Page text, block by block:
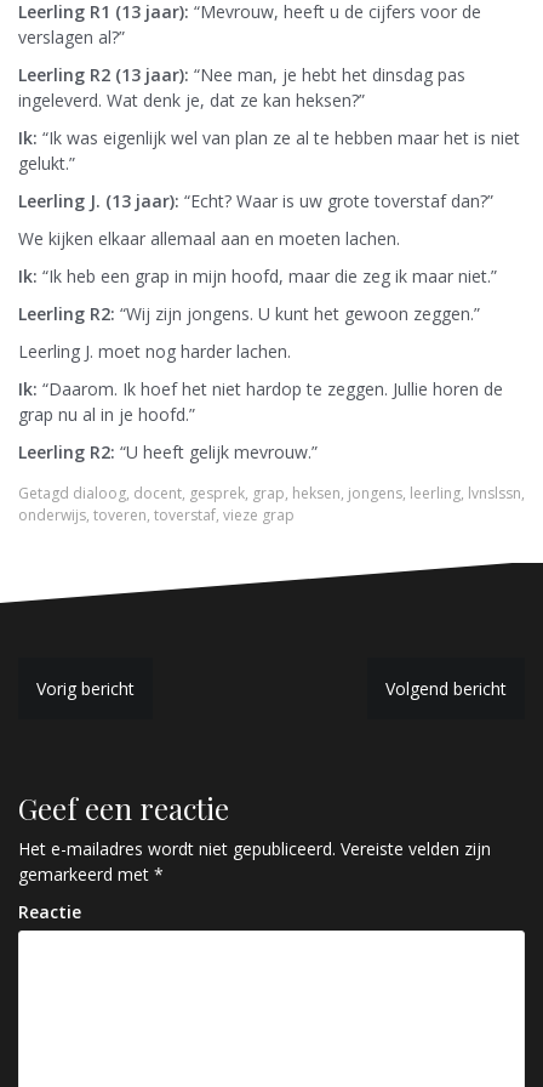
Leerling R1 (13 jaar): “Mevrouw, heeft u de cijfers voor de
verslagen al?”
Leerling R2 (13 jaar): “Nee man, je hebt het dinsdag pas
ingeleverd. Wat denk je, dat ze kan heksen?”
Ik: “Ik was eigenlijk wel van plan ze al te hebben maar het is niet
gelukt.”
Leerling J. (13 jaar): “Echt? Waar is uw grote toverstaf dan?”
We kijken elkaar allemaal aan en moeten lachen.
Ik: “Ik heb een grap in mijn hoofd, maar die zeg ik maar niet.”
Leerling R2: “Wij zijn jongens. U kunt het gewoon zeggen.”
Leerling J. moet nog harder lachen.
Ik: “Daarom. Ik hoef het niet hardop te zeggen. Jullie horen de
grap nu al in je hoofd.”
Leerling R2: “U heeft gelijk mevrouw.”
Getagd dialoog, docent, gesprek, grap, heksen, jongens, leerling, lvnslssn,
onderwijs, toveren, toverstaf, vieze grap
B
i
c
h
t
Vorig bericht Volgend bericht
Geef een reactie
Het e-mailadres wordt niet gepubliceerd. Vereiste velden zijn
gemarkeerd met *
Reactie